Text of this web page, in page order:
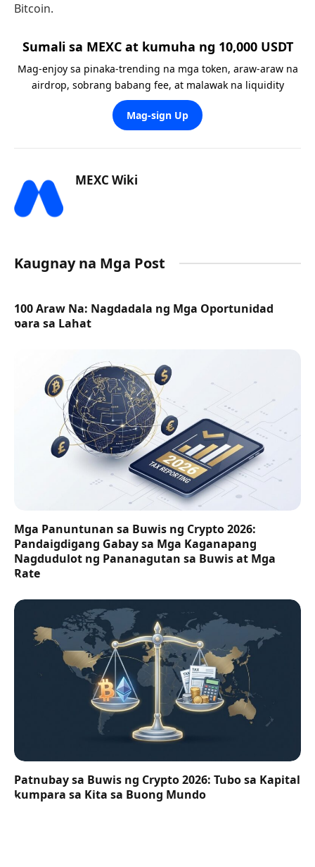
Bitcoin.
Sumali sa MEXC at kumuha ng 10,000 USDT
Mag-enjoy sa pinaka-trending na mga token, araw-araw na
airdrop, sobrang babang fee, at malawak na liquidity
Mag-sign Up
MEXC Wiki
Kaugnay na Mga Post
100 Araw Na: Nagdadala ng Mga Oportunidad
para sa Lahat
Mga Panuntunan sa Buwis ng Crypto 2026:
Pandaigdigang Gabay sa Mga Kaganapang
Nagdudulot ng Pananagutan sa Buwis at Mga
Rate
Patnubay sa Buwis ng Crypto 2026: Tubo sa Kapital
kumpara sa Kita sa Buong Mundo